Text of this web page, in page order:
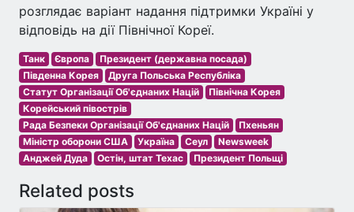
розглядає варіант надання підтримки Україні у
відповідь на дії Північної Кореї.
Танк Європа
Президент (державна посада)
Південна Корея
Друга Польська Республіка
Статут Організації Об'єднаних Націй
Північна Корея
Корейський півострів
Рада Безпеки Організації Об'єднаних Націй
Пхеньян
Міністр оборони США
Україна Сеул
Newsweek
Анджей Дуда
Остін, штат Техас Президент Польщі
Related posts